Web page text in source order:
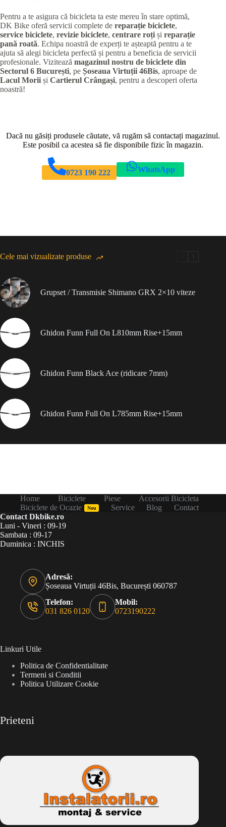
Pentru a te asigura că bicicleta ta este mereu în stare optimă,
DK Bike oferă servicii complete de reparație biciclete,
service biciclete, revizie biciclete, centrare roți și reparație
pană roată. Echipa noastră de experți te așteaptă pentru a te
ajuta să alegi bicicleta perfectă și pentru a beneficia de servicii
profesionale. Vizitează magazinul nostru de biciclete din
Sectorul 6 București, pe Șoseaua Virtuții 46Bis, aproape de
Lacul Morii și Cartierul Crângași, pentru a descoperi oferta
noastră!
Dacă nu găsiți produsele căutate, vă rugăm să contactați magazinul.
Este posibil ca acestea să fie disponibile fizic în magazin.
0723 190 222 WhatsApp
Cele mai vizualizate produse
Grupset / Transmisie Shimano GRX 2×10 viteze
Ghidon Funn Full On L810mm Rise+15mm
Ghidon Funn Black Ace (ridicare 7mm)
Ghidon Funn Full On L785mm Rise+15mm
Home Biciclete Piese
Accesorii Bicicleta
Biciclete de Ocazie
Nou Service Blog
Contact
Contact Dkbike.ro
Luni - Vineri : 09-19
Sambata : 09-17
Duminica : INCHIS
Adresă:
Șoseaua Virtuții 46Bis, București 060787
Telefon:
031 826 0120
Mobil:
0723190222
Linkuri Utile
Politica de Confidentialitate
Termeni si Conditii
Politica Utilizare Cookie
Prieteni